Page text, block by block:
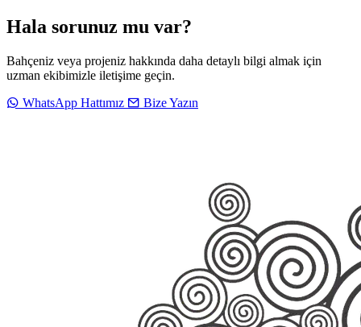
Hala sorunuz mu var?
Bahçeniz veya projeniz hakkında daha detaylı bilgi almak için
uzman ekibimizle iletişime geçin.
WhatsApp Hattımız
Bize Yazın